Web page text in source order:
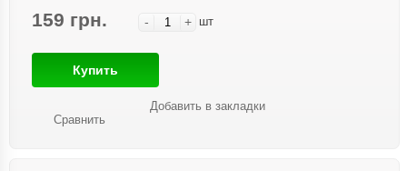
159 грн. - + шт
Купить
Сравнить
Добавить в закладки